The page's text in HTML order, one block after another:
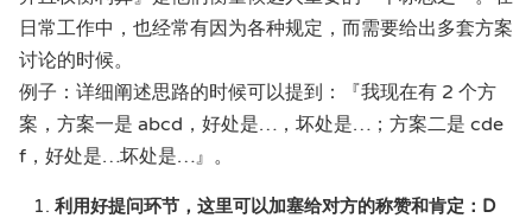
日常工作中，也经常有因为各种规定，而需要给出多套方案
讨论的时候。
例子：详细阐述思路的时候可以提到：『我现在有 2 个方
案，方案一是 abcd，好处是…，坏处是…；方案二是 cde
f，好处是…坏处是…』。
利用好提问环节，这里可以加塞给对方的称赞和肯定：D